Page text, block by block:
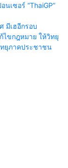
เซอร์ “ThaiGP”
มีเฮอีกรอบ
ไขกฎหมาย ให้วิทยุ
ยุภาคประชาชน